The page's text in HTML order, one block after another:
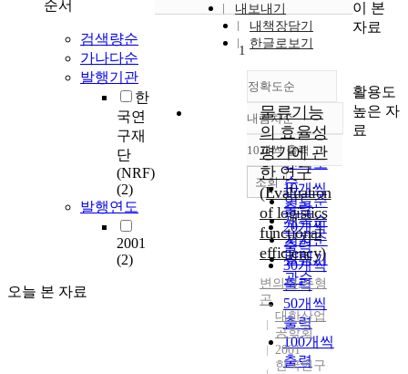
순서
검색량순
가나다순
발행기관
한
국연
구재
단
(NRF)
(2)
발행연도
2001
(2)
오늘 본 자료
내보내기
내책장담기
한글로보기
정확도순
정확도
순
인기도
순
연도순
제목순
저자순
발행기
관순
내림차순
내림차순
10개씩 출력
10개씩
출력
20개씩
출력
30개씩
출력
50개씩
출력
100개씩
출력
조회
1
물류기능
의 효율성
평가에 관
한 연구
(Evaluation
of logistics
functional
efficiency)
변의석,손형
곤
대한산업
공학회
2001
한국연구
이 본
자료
활용도
높은 자
료